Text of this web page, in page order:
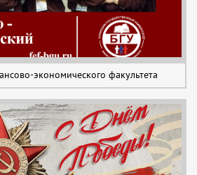
экономического факультета